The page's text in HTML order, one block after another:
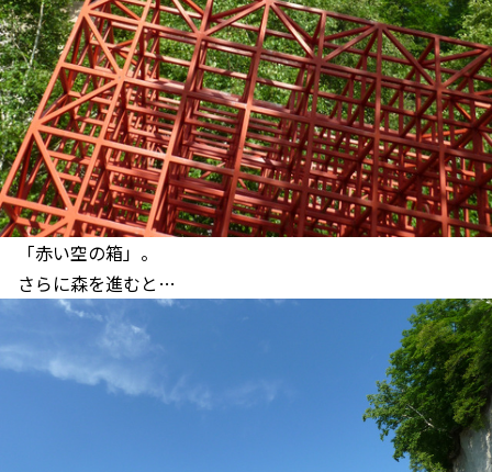
「赤い空の箱」。
さらに森を進むと…